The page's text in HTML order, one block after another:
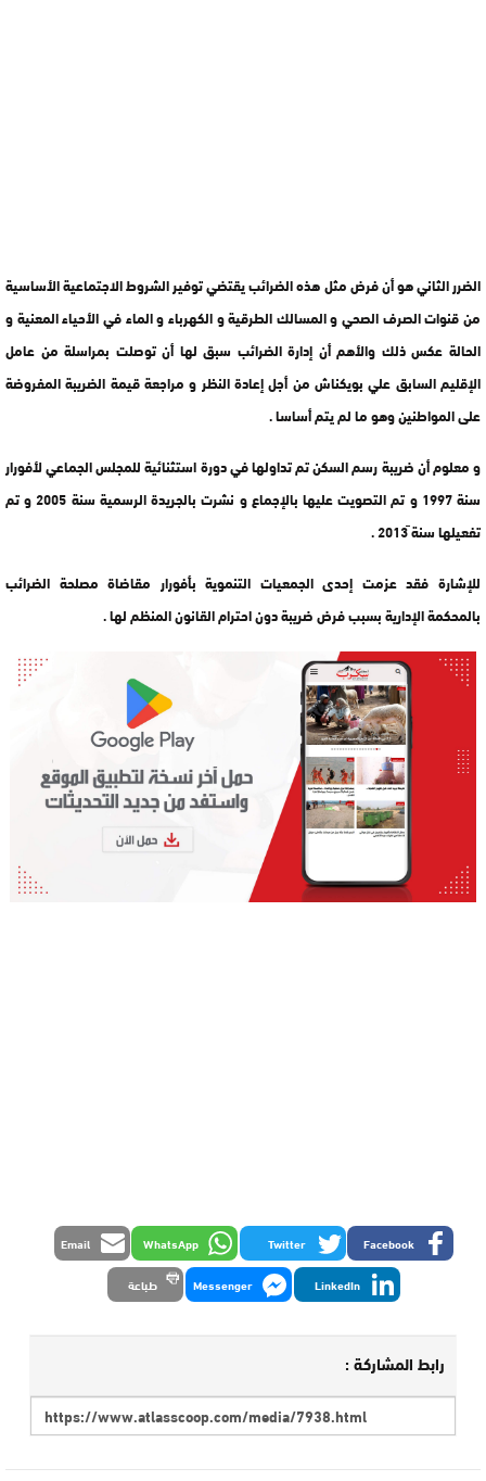
الضرر الثاني هو أن فرض مثل هذه الضرائب يقتضي توفير الشروط الاجتماعية الأساسية
من قنوات الصرف الصحي و المسالك الطرقية و الكهرباء و الماء في الأحياء المعنية و
الحالة عكس ذلك والأهم أن إدارة الضرائب سبق لها أن توصلت بمراسلة من عامل
الإقليم السابق علي بويكناش من أجل إعادة النظر و مراجعة قيمة الضريبة المفروضة
على المواطنين وهو ما لم يتم أساسا .
و معلوم أن ضريبة رسم السكن تم تداولها في دورة استثنائية للمجلس الجماعي لأفورار
سنة 1997 و تم التصويت عليها بالإجماع و نشرت بالجريدة الرسمية سنة 2005 و تم
تفعيلها سنة ً2013 .
للإشارة فقد عزمت إحدى الجمعيات التنموية بأفورار مقاضاة مصلحة الضرائب
بالمحكمة الإدارية بسبب فرض ضريبة دون احترام القانون المنظم لها .
Facebook
Twitter
WhatsApp
Email
LinkedIn
Messenger طباعة
رابط المشاركة :